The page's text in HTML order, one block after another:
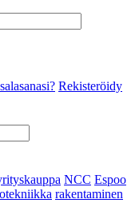
Rekisteröidy
NCC Espoo
rakentaminen